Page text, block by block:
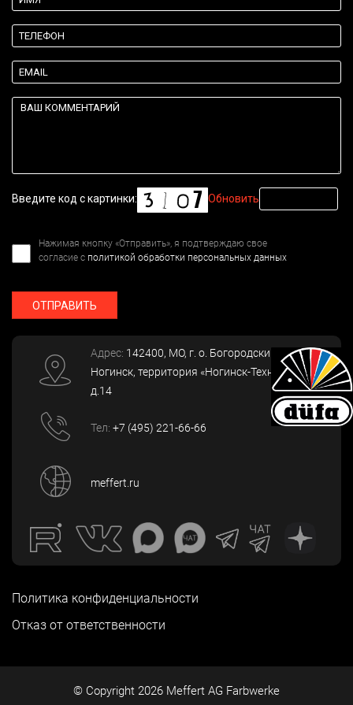
Введите код с картинки: Обновить
Нажимая кнопку «Отправить», я подтверждаю свое
согласие с политикой обработки персональных данных
ОТПРАВИТЬ
Адрес: 142400, МО, г. о. Богородский, г.
Ногинск, территория «Ногинск-Технопарк»,
д.14
Тел: +7 (495) 221-66-66
meffert.ru
Политика конфиденциальности
Отказ от ответственности
© Copyright 2026 Meffert AG Farbwerke